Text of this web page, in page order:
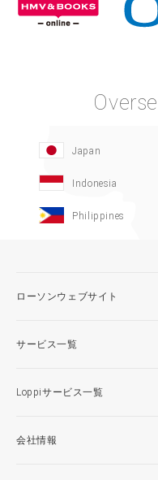
Japan
Indonesia
Philippines
ローソンウェブサイト
サービス一覧
Loppiサービス一覧
会社情報